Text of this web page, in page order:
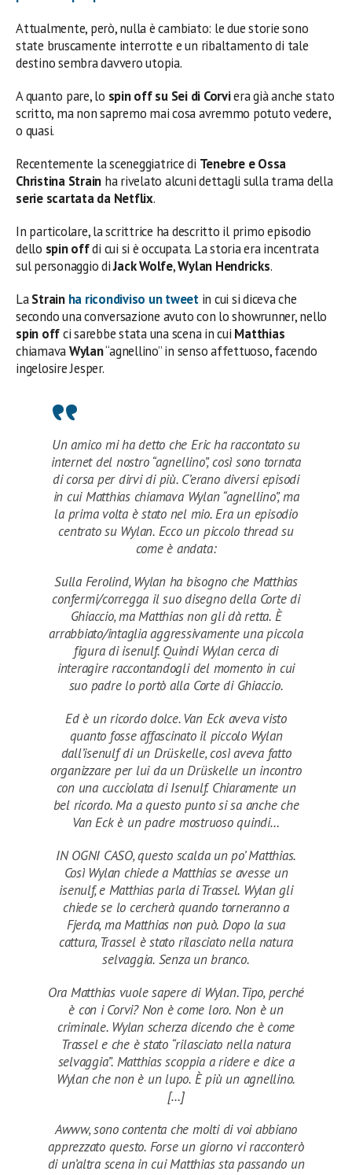
Attualmente, però, nulla è cambiato: le due storie sono
state bruscamente interrotte e un ribaltamento di tale
destino sembra davvero utopia.
A quanto pare, lo spin off su Sei di Corviera già anche stato
scritto, ma non sapremo mai cosa avremmo potuto vedere,
o quasi.
Recentemente la sceneggiatrice di Tenebre e Ossa
Christina Strain ha rivelato alcuni dettagli sulla trama della
serie scartata da Netflix.
In particolare, la scrittrice ha descritto il primo episodio
dello spin offdi cui si è occupata. La storia era incentrata
sul personaggio diJack Wolfe,Wylan Hendricks.
LaStrain ha ricondiviso un tweetin cui si diceva che
secondo una conversazione avuto con lo showrunner, nello
spin offci sarebbe stata una scena in cui Matthias
chiamavaWylan“agnellino” in senso affettuoso, facendo
ingelosire Jesper.
Un amico mi ha detto che Eric ha raccontato su
internet del nostro “agnellino”, così sono tornata
di corsa per dirvi di più. C’erano diversi episodi
in cui Matthias chiamava Wylan “agnellino”, ma
la prima volta è stato nel mio. Era un episodio
centrato su Wylan. Ecco un piccolo thread su
come è andata:
Sulla Ferolind, Wylan ha bisogno che Matthias
confermi/corregga il suo disegno della Corte di
Ghiaccio, ma Matthias non gli dà retta. È
arrabbiato/intaglia aggressivamente una piccola
figura di isenulf. Quindi Wylan cerca di
interagire raccontandogli del momento in cui
suo padre lo portò alla Corte di Ghiaccio.
Ed è un ricordo dolce. Van Eck aveva visto
quanto fosse affascinato il piccolo Wylan
dall’isenulf di un Drüskelle, così aveva fatto
organizzare per lui da un Drüskelle un incontro
con una cucciolata di Isenulf. Chiaramente un
bel ricordo. Ma a questo punto si sa anche che
Van Eck è un padre mostruoso quindi…
IN OGNI CASO, questo scalda un po’ Matthias.
Così Wylan chiede a Matthias se avesse un
isenulf, e Matthias parla di Trassel. Wylan gli
chiede se lo cercherà quando torneranno a
Fjerda, ma Matthias non può. Dopo la sua
cattura, Trassel è stato rilasciato nella natura
selvaggia. Senza un branco.
Ora Matthias vuole sapere di Wylan. Tipo, perché
è con i Corvi? Non è come loro. Non è un
criminale. Wylan scherza dicendo che è come
Trassel e che è stato “rilasciato nella natura
selvaggia”. Matthias scoppia a ridere e dice a
Wylan che non è un lupo. È più un agnellino.
[…]
Awww, sono contenta che molti di voi abbiano
apprezzato questo. Forse un giorno vi racconterò
di un’altra scena in cui Matthias sta passando un